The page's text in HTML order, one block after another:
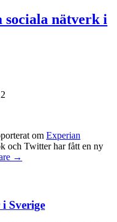
sociala nätverk i
om Experian
och Twitter har fått en ny
→
Sverige